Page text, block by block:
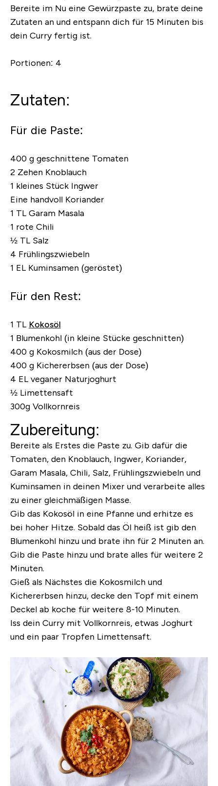
Bereite im Nu eine Gewürzpaste zu, brate deine
Zutaten an und entspann dich für 15 Minuten bis
dein Curry fertig ist.
Portionen: 4
Zutaten:
Für die Paste:
400 g geschnittene Tomaten
2 Zehen Knoblauch
1 kleines Stück Ingwer
Eine handvoll Koriander
1 TL Garam Masala
1 rote Chili
½ TL Salz
4 Frühlingszwiebeln
1 EL Kuminsamen (geröstet)
Für den Rest:
1 TL Kokosöl
1 Blumenkohl (in kleine Stücke geschnitten)
400 g Kokosmilch (aus der Dose)
400 g Kichererbsen (aus der Dose)
4 EL veganer Naturjoghurt
½ Limettensaft
300g Vollkornreis
Zubereitung:
Bereite als Erstes die Paste zu. Gib dafür die
Tomaten, den Knoblauch, Ingwer, Koriander,
Garam Masala, Chili, Salz, Frühlingszwiebeln und
Kuminsamen in deinen Mixer und verarbeite alles
zu einer gleichmäßigen Masse.
Gib das Kokosöl in eine Pfanne und erhitze es
bei hoher Hitze. Sobald das Öl heiß ist gib den
Blumenkohl hinzu und brate ihn für 2 Minuten an.
Gib die Paste hinzu und brate alles für weitere 2
Minuten.
Gieß als Nächstes die Kokosmilch und
Kichererbsen hinzu, decke den Topf mit einem
Deckel ab koche für weitere 8-10 Minuten.
Iss dein Curry mit Vollkornreis, etwas Joghurt
und ein paar Tropfen Limettensaft.